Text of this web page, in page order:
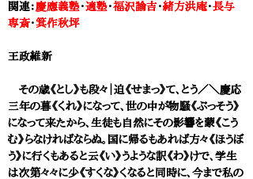
関連：慶應義塾・適塾・福沢諭吉・緒方洪庵・長与
専斎・箕作秋坪
王政維新
その歳《とし》も段々｜迫《せまっ》て、とう／＼慶応
三年の暮《くれ》になって、世の中が物騒《ぶっそう》
になって来たから、生徒も自然にその影響を蒙《こう
む》らなければならぬ。国に帰るもあれば方々《ほうぼ
う》に行くもあると云《い》うような訳《わ》けで、学生
は次第々々に少《すくな》くなると同時に、今まで私の